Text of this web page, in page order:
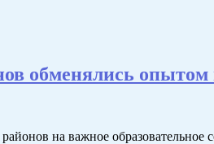
обменялись
на важное